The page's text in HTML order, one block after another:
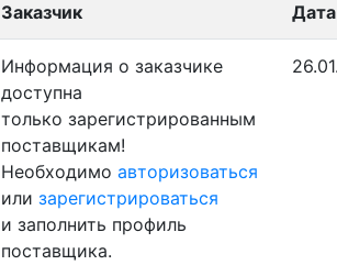
Заказчик
Информация о заказчике
доступна
только зарегистрированным
поставщикам!
Необходимо авторизоваться
или зарегистрироваться
и заполнить профиль
поставщика.